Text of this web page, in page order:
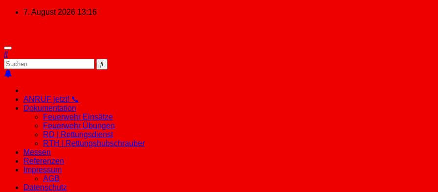
Zum
7. August 2026 13:16
ANRUF jetzt! 📞
Dokumentation
Feuerwehr Einsätze
Feuerwehr Übungen
RD | Rettungsdienst
RTH | Rettungshubschrauber
Messen
Referenzen
Impressum
AGB
Datenschutz